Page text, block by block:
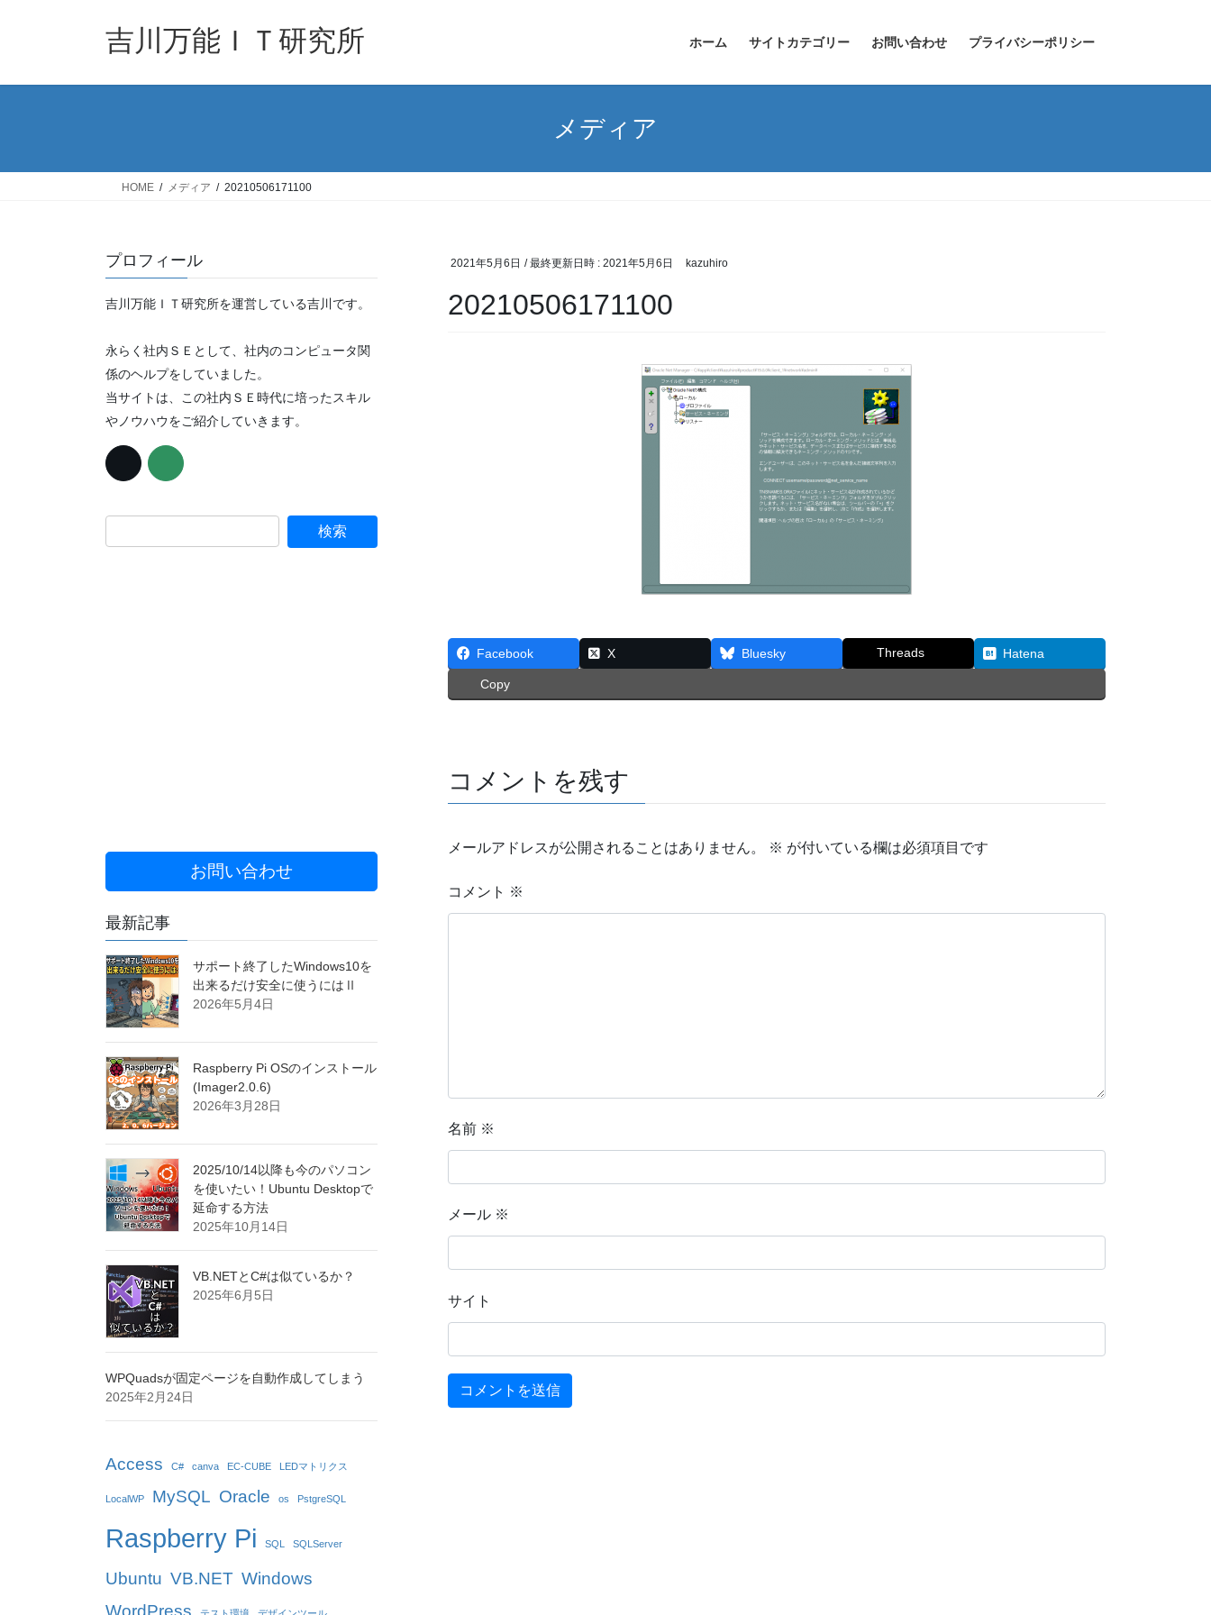
吉川万能ＩＴ研究所 ホーム サイトカテゴリー お問い合わせ プライバシーポリシー
メディア
HOME メディア 20210506171100
2021年5月6日 / 最終更新日時 : 2021年5月6日 kazuhiro
20210506171100
Facebook X Bluesky Threads Hatena
Copy
コメントを残す
メールアドレスが公開されることはありません。 ※ が付いている欄は必須項目です
コメント ※
名前 ※
メール ※
サイト
プロフィール
吉川万能ＩＴ研究所を運営している吉川です。
永らく社内ＳＥとして、社内のコンピュータ関
係のヘルプをしていました。
当サイトは、この社内ＳＥ時代に培ったスキル
やノウハウをご紹介していきます。
お問い合わせ
最新記事
サポート終了したWindows10を
出来るだけ安全に使うにはⅡ
2026年5月4日
Raspberry Pi OSのインストール
(Imager2.0.6)
2026年3月28日
2025/10/14以降も今のパソコン
を使いたい！Ubuntu Desktopで
延命する方法
2025年10月14日
VB.NETとC#は似ているか？
2025年6月5日
WPQuadsが固定ページを自動作成してしまう
2025年2月24日
Access C# canva EC-CUBE LEDマトリクス
LocalWP MySQL Oracle os PstgreSQL
Raspberry Pi SQL SQLServer
Ubuntu VB.NET Windows
WordPress
テスト環境 デザインツール